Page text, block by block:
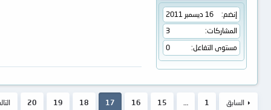
إنضم
16 ديسمبر 2011
المشاركات
3
مستوى التفاعل
0
السابق 1
…
15
16
17
18
19
20